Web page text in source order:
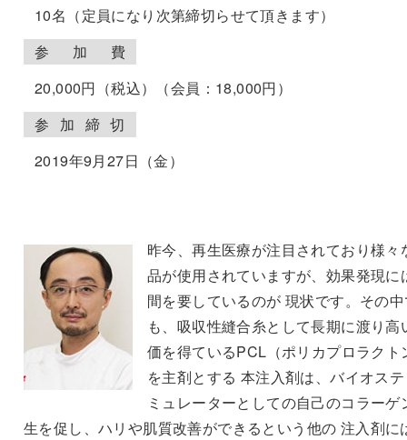
10名（定員になり次第締切らせて頂きます）
参
加
費
20,000円（税込）（会員：18,000円）
参
加 締 切
2019年9月27日（金）
昨今、再生医療が注目されており様々
品が使用されていますが、効果発現に
間を要しているのが 現状です。その
も、吸収性縫合糸として長期に渡り高
価を得ているPCL（ポリカプロラクト
を主剤とする 本注入剤は、バイオス
ミュレーターとしての自己のコラーゲ
生を促し、ハリや肌質改善ができるという他の 注入剤に